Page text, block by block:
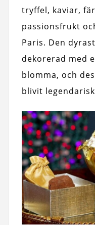
tryffel, kaviar,
passionsfrukt
Paris. Den
dekorerad med
blomma, och
blivit